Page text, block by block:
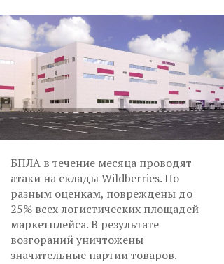
БПЛА в течение месяца проводят
атаки на склады Wildberries. По
разным оценкам, повреждены до
25% всех логистических площадей
маркетплейса. В результате
возгораний уничтожены
значительные партии товаров.